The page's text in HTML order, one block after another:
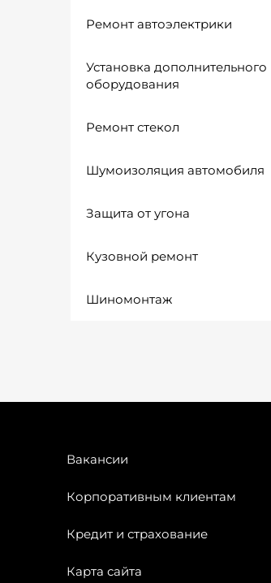
Ремонт автоэлектрики
Установка дополнительного
оборудования
Ремонт стекол
Шумоизоляция автомобиля
Защита от угона
Кузовной ремонт
Шиномонтаж
Вакансии
Корпоративным клиентам
Кредит и страхование
Карта сайта